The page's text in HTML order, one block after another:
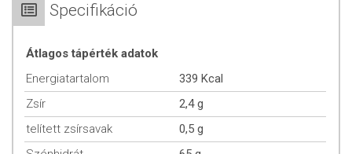
125 g Bake-Free linzer lisztkeverék
30 g Eden Premium mandulaliszt
1 tasak bourbon vanília aroma
1 kezeletlen citrom reszelt héja
Elkészítés:Keverjük össze az összetevőket, majd pihentessük 15
Specifikáció
Átlagos tápérték adatok
Energiatartalom
339 Kcal
Zsír
2,4 g
telített zsírsavak
0,5 g